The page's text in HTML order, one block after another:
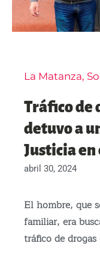
La Matanza,
Tráfico de
detuvo a
Justicia
abril 30, 2024
El hombre, que
familiar, era
tráfico de